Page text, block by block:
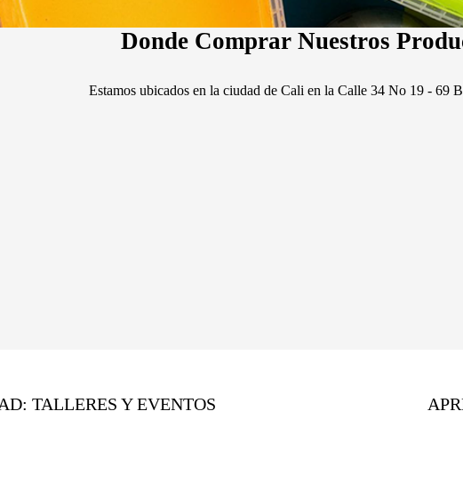
Donde Comprar Nuestros
Estamos ubicados en la ciudad de Cali en la Calle 34 No 19 - 69
TALLERES Y EVENTOS